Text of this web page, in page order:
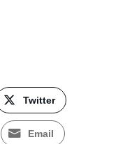
Twitter
Email